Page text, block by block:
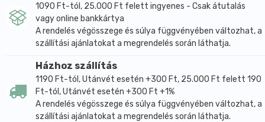
1090 Ft-tól, 25.000 Ft felett ingyenes - Csak átutalás
vagy online bankkártya
A rendelés végösszege és súlya függvényében változhat, a
szállítási ajánlatokat a megrendelés során láthatja.
Házhoz szállítás
1190 Ft-tól, Utánvét esetén +300 Ft, 25.000 Ft felett 190
Ft-tól, Utánvét esetén +300 Ft +1%
A rendelés végösszege és súlya függvényében változhat, a
szállítási ajánlatokat a megrendelés során láthatja.